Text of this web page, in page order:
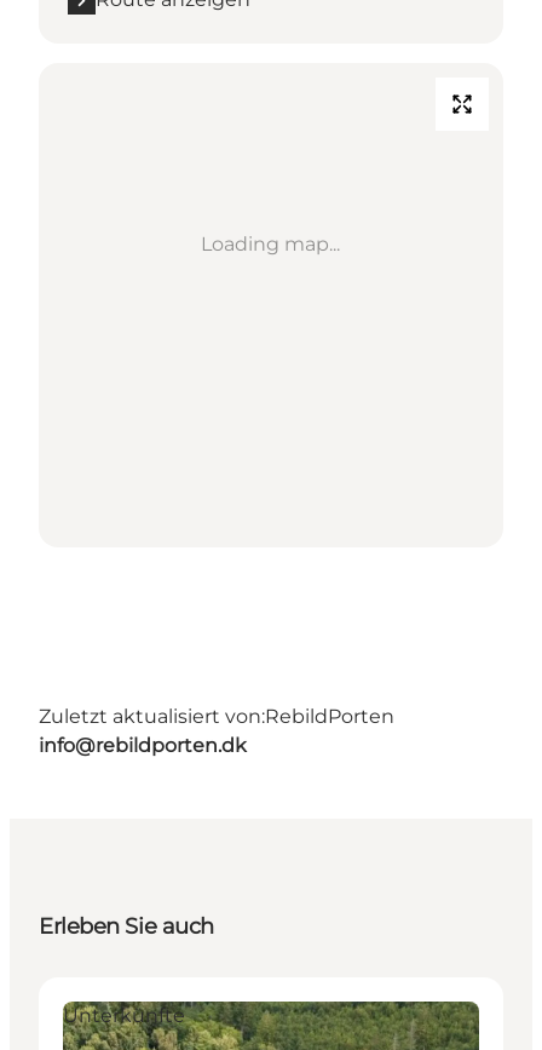
Loading map...
Zuletzt aktualisiert von:RebildPorten
info@rebildporten.dk
Erleben Sie auch
Unterkünfte